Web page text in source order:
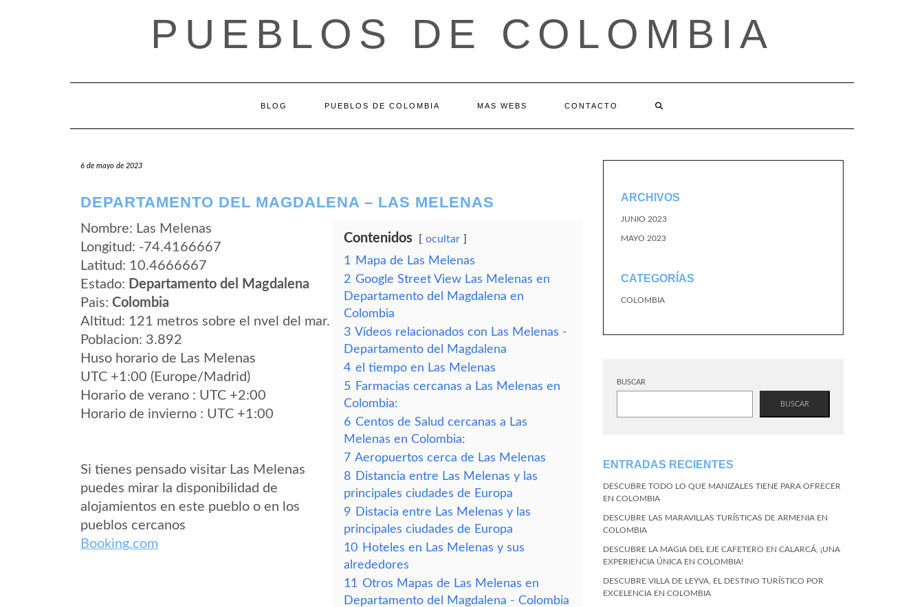
PUEBLOS DE COLOMBIA
BLOG PUEBLOS DE COLOMBIA MAS WEBS CONTACTO
6 de mayo de 2023
DEPARTAMENTO DEL MAGDALENA – LAS MELENAS
Nombre: Las Melenas
Longitud: -74.4166667
Latitud: 10.4666667
Estado: Departamento del Magdalena
Pais: Colombia
Altitud: 121 metros sobre el nvel del mar.
Poblacion: 3.892
Huso horario de Las Melenas
UTC +1:00 (Europe/Madrid)
Horario de verano : UTC +2:00
Horario de invierno : UTC +1:00
Si tienes pensado visitar Las Melenas
puedes mirar la disponibilidad de
alojamientos en este pueblo o en los
pueblos cercanos
Booking.com
Contenidos ocultar
1
Mapa de Las Melenas
2 Google Street View Las Melenas en
Departamento del Magdalena en
Colombia
3 Vídeos relacionados con Las Melenas -
Departamento del Magdalena
4 el tiempo en Las Melenas
5 Farmacias cercanas a Las Melenas en
Colombia:
6 Centos de Salud cercanas a Las
Melenas en Colombia:
7 Aeropuertos cerca de Las Melenas
8 Distancia entre Las Melenas y las
principales ciudades de Europa
9 Distacia entre Las Melenas y las
principales ciudades de Europa
10 Hoteles en Las Melenas y sus
alrededores
11 Otros Mapas de Las Melenas en
Departamento del Magdalena - Colombia
ARCHIVOS
JUNIO 2023
MAYO 2023
CATEGORÍAS
COLOMBIA
BUSCAR
BUSCAR
ENTRADAS RECIENTES
DESCUBRE TODO LO QUE MANIZALES TIENE PARA OFRECER
EN COLOMBIA
DESCUBRE LAS MARAVILLAS TURÍSTICAS DE ARMENIA EN
COLOMBIA
DESCUBRE LA MAGIA DEL EJE CAFETERO EN CALARCÁ, ¡UNA
EXPERIENCIA ÚNICA EN COLOMBIA!
DESCUBRE VILLA DE LEYVA, EL DESTINO TURÍSTICO POR
EXCELENCIA EN COLOMBIA